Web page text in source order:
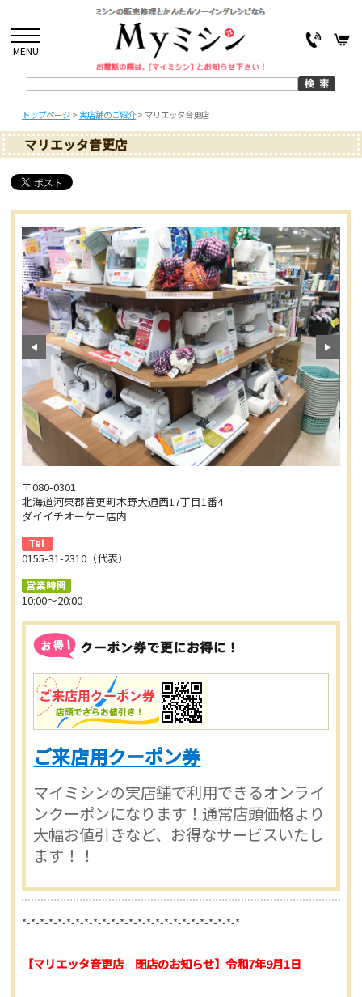
MENU
トップページ> 実店舗のご紹介> マリエッタ音更店
マリエッタ音更店
〒080-0301
北海道河東郡音更町木野大通西17丁目1番4
ダイイチオーケー店内
0155-31-2310（代表）
10:00～20:00
ご来店用クーポン券
マイミシンの実店舗で利用できるオンライ
ンクーポンになります！通常店頭価格より
大幅お値引きなど、お得なサービスいたし
ます！！
*-*-*-*-*-*-*-*-*-*-*-*-*-*-*-*-*-*-*-*-*-*-*-*-*
【マリエッタ音更店 閉店のお知らせ】令和7年9月1日